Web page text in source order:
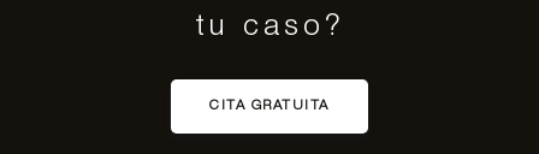
tu caso?
CITA GRATUITA